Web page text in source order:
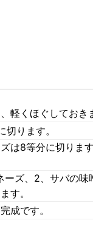
軽くほぐしておき
ります。
は8等分に切りま
ーズ、2、サバの味
す。
成です。